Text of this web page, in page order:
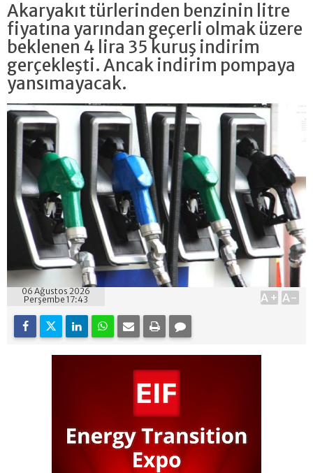
Akaryakıt türlerinden benzinin litre
fiyatına yarından geçerli olmak üzere
beklenen 4 lira 35 kuruş indirim
gerçekleşti. Ancak indirim pompaya
yansımayacak.
06 Ağustos 2026
Perşembe 17:43
A+ A-